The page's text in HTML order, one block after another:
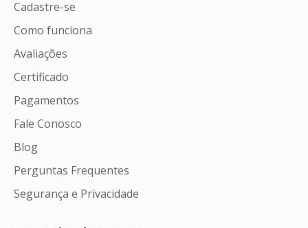
Cadastre-se
Como funciona
Avaliações
Certificado
Pagamentos
Fale Conosco
Blog
Perguntas Frequentes
Segurança e Privacidade